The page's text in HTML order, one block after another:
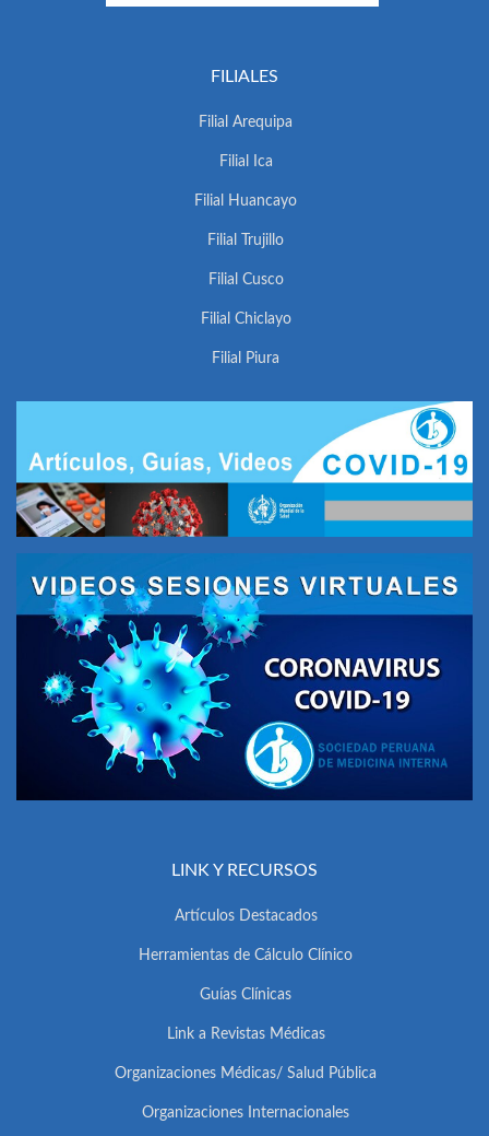
FILIALES
Filial Arequipa
Filial Ica
Filial Huancayo
Filial Trujillo
Filial Cusco
Filial Chiclayo
Filial Piura
LINK Y RECURSOS
Artículos Destacados
Herramientas de Cálculo Clínico
Guías Clínicas
Link a Revistas Médicas
Organizaciones Médicas/ Salud Pública
Organizaciones Internacionales